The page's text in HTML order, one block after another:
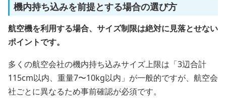
機内持ち込みを前提とする場合の選び方
航空機を利用する場合、サイズ制限は絶対に見落とせない
ポイントです。
多くの航空会社の機内持ち込みサイズ上限は「3辺合計
115cm以内、重量7〜10kg以内」が一般的ですが、航空会
社ごとに異なるため事前確認が必須です。